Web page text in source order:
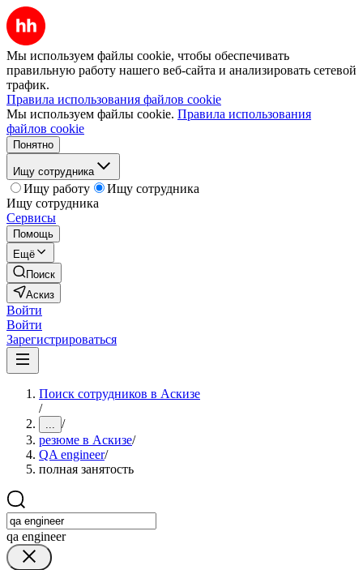
Мы используем файлы cookie, чтобы обеспечивать
правильную работу нашего веб-сайта и анализировать сетевой
трафик.
Правила использования файлов cookie
Мы используем файлы cookie. Правила использования
файлов cookie
Понятно
Ищу сотрудника
Ищу работу
Ищу сотрудника
Ищу сотрудника
Сервисы
Помощь
Ещё
Поиск
Аскиз
Войти
Войти
Зарегистрироваться
Поиск сотрудников в Аскизе
/
... /
резюме в Аскизе/
QA engineer/
полная занятость
qa engineer